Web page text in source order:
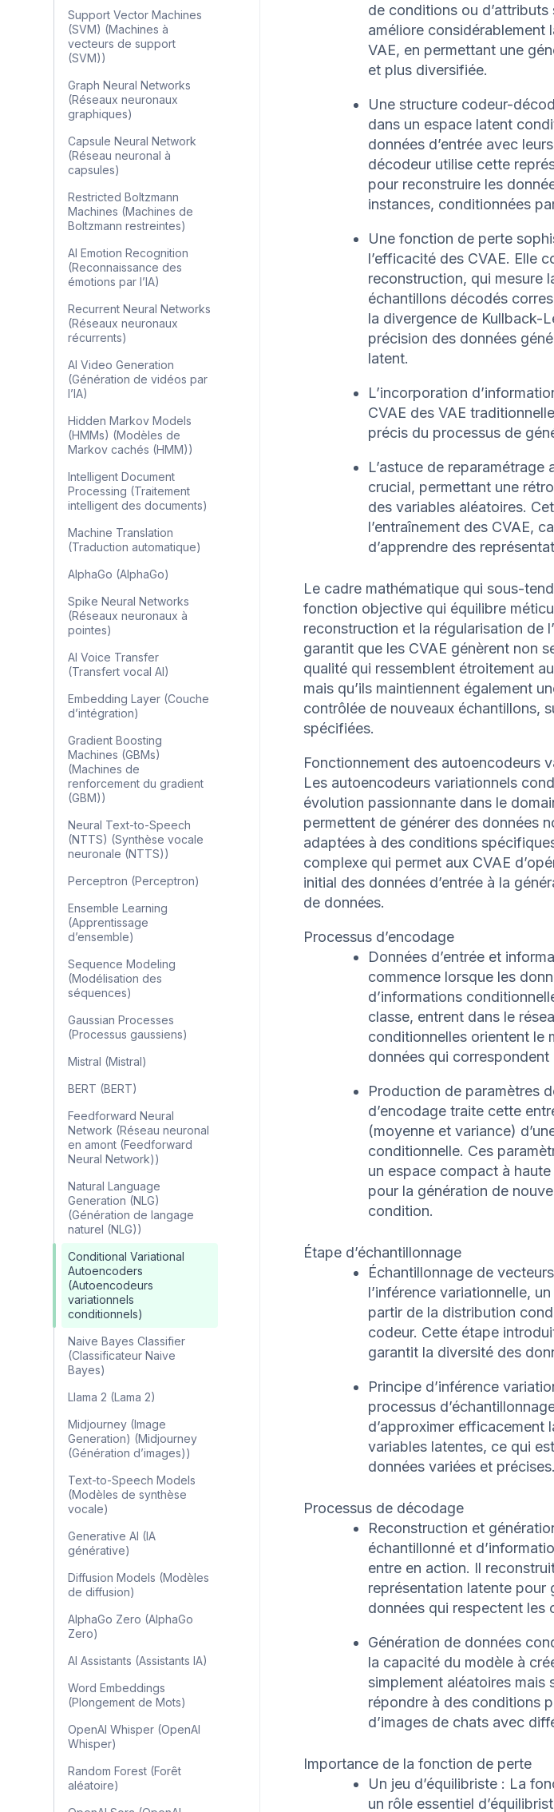
Support Vector Machines
(SVM) (Machines à
vecteurs de support
(SVM))
Graph Neural Networks
(Réseaux neuronaux
graphiques)
Capsule Neural Network
(Réseau neuronal à
capsules)
Restricted Boltzmann
Machines (Machines de
Boltzmann restreintes)
AI Emotion Recognition
(Reconnaissance des
émotions par l’IA)
Recurrent Neural Networks
(Réseaux neuronaux
récurrents)
AI Video Generation
(Génération de vidéos par
l’IA)
Hidden Markov Models
(HMMs) (Modèles de
Markov cachés (HMM))
Intelligent Document
Processing (Traitement
intelligent des documents)
Machine Translation
(Traduction automatique)
AlphaGo (AlphaGo)
Spike Neural Networks
(Réseaux neuronaux à
pointes)
AI Voice Transfer
(Transfert vocal AI)
Embedding Layer (Couche
d’intégration)
Gradient Boosting
Machines (GBMs)
(Machines de
renforcement du gradient
(GBM))
Neural Text-to-Speech
(NTTS) (Synthèse vocale
neuronale (NTTS))
Perceptron (Perceptron)
Ensemble Learning
(Apprentissage
d’ensemble)
Sequence Modeling
(Modélisation des
séquences)
Gaussian Processes
(Processus gaussiens)
Mistral (Mistral)
BERT (BERT)
Feedforward Neural
Network (Réseau neuronal
en amont (Feedforward
Neural Network))
Natural Language
Generation (NLG)
(Génération de langage
naturel (NLG))
Conditional Variational
Autoencoders
(Autoencodeurs
variationnels
conditionnels)
Naive Bayes Classifier
(Classificateur Naive
Bayes)
Llama 2 (Lama 2)
Midjourney (Image
Generation) (Midjourney
(Génération d’images))
Text-to-Speech Models
(Modèles de synthèse
vocale)
Generative AI (IA
générative)
Diffusion Models (Modèles
de diffusion)
AlphaGo Zero (AlphaGo
Zero)
AI Assistants (Assistants IA)
Word Embeddings
(Plongement de Mots)
OpenAI Whisper (OpenAI
Whisper)
Random Forest (Forêt
aléatoire)
de conditions ou
améliore considérablement
VAE, en permettant une
et plus diversifiée.
Une structure codeur-
dans un espace latent
données d’entrée avec
décodeur utilise cette
pour reconstruire les
instances, conditionnées
Une fonction de perte
l’efficacité des CVAE. Elle
reconstruction, qui mesure
échantillons décodés
la divergence de Kullback-
précision des données
latent.
L’incorporation
CVAE des VAE
précis du processus de
L’astuce de
crucial, permettant une
des variables aléatoires.
l’entraînement des CVAE,
d’apprendre des
Le cadre mathématique qui sous-
fonction objective qui équilibre
reconstruction et la régularisation de
garantit que les CVAE génèrent non
qualité qui ressemblent étroitement
mais qu’ils maintiennent également
contrôlée de nouveaux échantillons,
spécifiées.
Fonctionnement des autoencodeurs
Les autoencodeurs variationnels
évolution passionnante dans le
permettent de générer des données
adaptées à des conditions
complexe qui permet aux CVAE
initial des données d’entrée à la
de données.
Processus d’encodage
Données d’entrée et
commence lorsque les
d’informations
classe, entrent dans le
conditionnelles orientent le
données qui
Production de paramètres
d’encodage traite cette
(moyenne et variance)
conditionnelle. Ces
un espace compact à
pour la génération de
condition.
Étape d’échantillonnage
Échantillonnage de
l’inférence variationnelle,
partir de la distribution
codeur. Cette étape
garantit la diversité des
Principe d’inférence
processus
d’approximer efficacement
variables latentes, ce qui
données variées et précises.
Processus de décodage
Reconstruction et
échantillonné et
entre en action. Il
représentation latente pour
données qui respectent les
Génération de données
la capacité du modèle à
simplement aléatoires
répondre à des conditions
d’images de chats avec
Importance de la fonction de perte
Un jeu d’équilibriste : La
un rôle essentiel